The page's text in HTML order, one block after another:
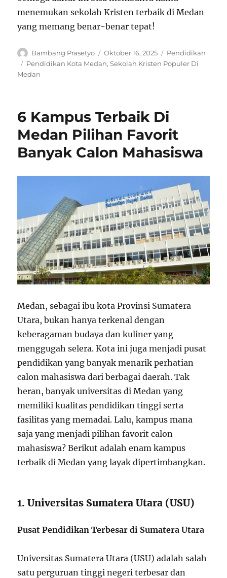
menemukan sekolah Kristen terbaik di Medan
yang memang benar-benar tepat!
Author
Bambang Prasetyo
Posted
on
Oktober 16, 2025 Categories
Pendidikan
Tags
Pendidikan Kota Medan,Sekolah Kristen Populer Di
Medan
6 Kampus Terbaik Di
Medan Pilihan Favorit
Banyak Calon Mahasiswa
Medan, sebagai ibu kota Provinsi Sumatera
Utara, bukan hanya terkenal dengan
keberagaman budaya dan kuliner yang
menggugah selera. Kota ini juga menjadi pusat
pendidikan yang banyak menarik perhatian
calon mahasiswa dari berbagai daerah. Tak
heran, banyak universitas di Medan yang
memiliki kualitas pendidikan tinggi serta
fasilitas yang memadai. Lalu, kampus mana
saja yang menjadi pilihan favorit calon
mahasiswa? Berikut adalah enam kampus
terbaik di Medan yang layak dipertimbangkan.
1. Universitas Sumatera Utara (USU)
Pusat Pendidikan Terbesar di Sumatera Utara
Universitas Sumatera Utara (USU) adalah salah
satu perguruan tinggi negeri terbesar dan